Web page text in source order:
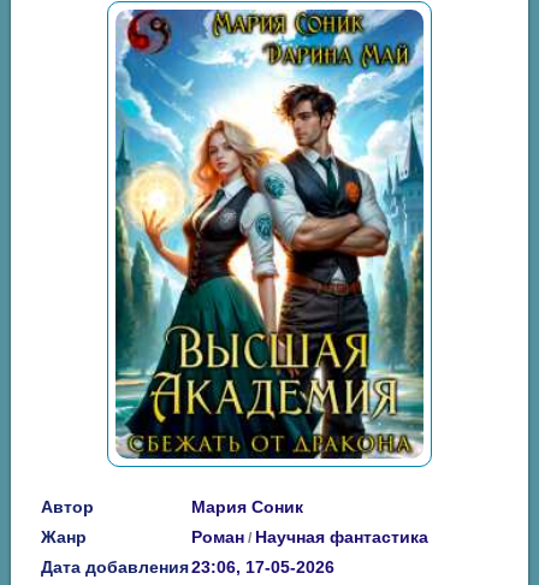
Автор
Мария Соник
Жанр
Роман / Научная фантастика
Дата добавления23:06, 17-05-2026